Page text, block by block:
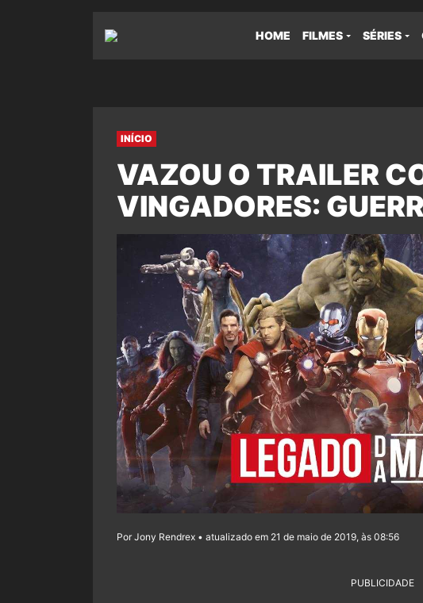
HOME FILMES SÉRIES
INÍCIO
VAZOU O TRAILER
VINGADORES:
Por Jony Rendrex • atualizado em 21 de maio de 2019, às 08:56
PUBLICIDADE